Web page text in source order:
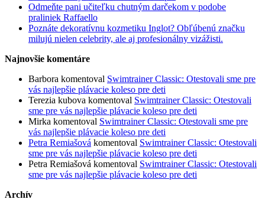
Odmeňte pani učiteľku chutným darčekom v podobe
praliniek Raffaello
Poznáte dekoratívnu kozmetiku Inglot? Obľúbenú značku
milujú nielen celebrity, ale aj profesionálny vizážisti.
Najnovšie komentáre
Barbora komentoval Swimtrainer Classic: Otestovali sme pre
vás najlepšie plávacie koleso pre deti
Terezia kubova komentoval Swimtrainer Classic: Otestovali
sme pre vás najlepšie plávacie koleso pre deti
Mirka komentoval Swimtrainer Classic: Otestovali sme pre
vás najlepšie plávacie koleso pre deti
Petra Remiašová komentoval Swimtrainer Classic: Otestovali
sme pre vás najlepšie plávacie koleso pre deti
Petra Remiašová komentoval Swimtrainer Classic: Otestovali
sme pre vás najlepšie plávacie koleso pre deti
Archív